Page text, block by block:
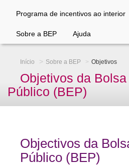
Programa de incentivos ao interior
Sobre a BEP Ajuda
Início Sobre a BEP Objetivos
Objetivos da
Público (BEP)
Objectivos da
Público (BEP)